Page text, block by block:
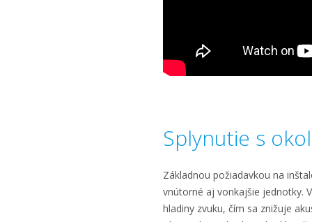
Splynutie s
Základnou požiadavkou na
vnútorné aj vonkajšie jednotky.
hladiny zvuku, čím sa znižuje